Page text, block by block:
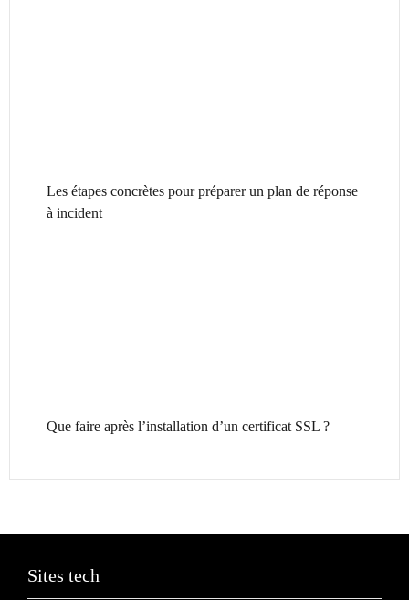
Les étapes concrètes pour préparer un plan de réponse
à incident
Que faire après l’installation d’un certificat SSL ?
Sites tech